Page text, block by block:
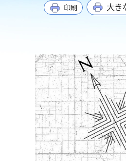
印刷 大き